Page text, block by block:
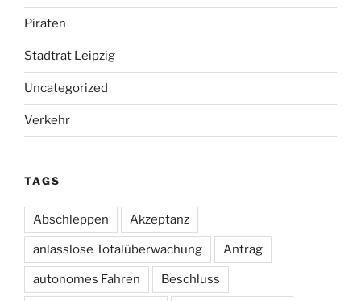
Piraten
Stadtrat Leipzig
Uncategorized
Verkehr
TAGS
Abschleppen Akzeptanz
anlasslose Totalüberwachung Antrag
autonomes Fahren Beschluss